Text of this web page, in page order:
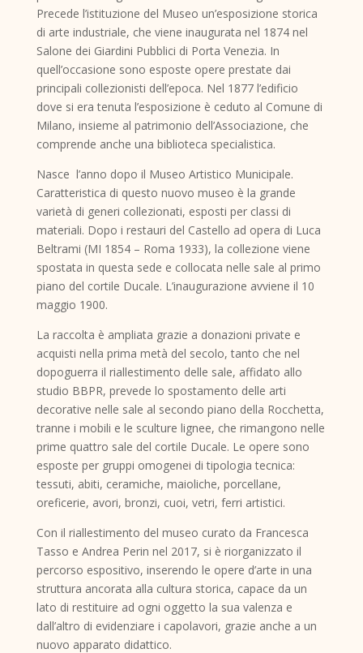
Precede l’istituzione del Museo un’esposizione storica
di arte industriale, che viene inaugurata nel 1874 nel
Salone dei Giardini Pubblici di Porta Venezia. In
quell’occasione sono esposte opere prestate dai
principali collezionisti dell’epoca. Nel 1877 l’edificio
dove si era tenuta l’esposizione è ceduto al Comune di
Milano, insieme al patrimonio dell’Associazione, che
comprende anche una biblioteca specialistica.
Nasce l’anno dopo il Museo Artistico Municipale.
Caratteristica di questo nuovo museo è la grande
varietà di generi collezionati, esposti per classi di
materiali. Dopo i restauri del Castello ad opera di Luca
Beltrami (MI 1854 – Roma 1933), la collezione viene
spostata in questa sede e collocata nelle sale al primo
piano del cortile Ducale. L’inaugurazione avviene il 10
maggio 1900.
La raccolta è ampliata grazie a donazioni private e
acquisti nella prima metà del secolo, tanto che nel
dopoguerra il riallestimento delle sale, affidato allo
studio BBPR, prevede lo spostamento delle arti
decorative nelle sale al secondo piano della Rocchetta,
tranne i mobili e le sculture lignee, che rimangono nelle
prime quattro sale del cortile Ducale. Le opere sono
esposte per gruppi omogenei di tipologia tecnica:
tessuti, abiti, ceramiche, maioliche, porcellane,
oreficerie, avori, bronzi, cuoi, vetri, ferri artistici.
Con il riallestimento del museo curato da Francesca
Tasso e Andrea Perin nel 2017, si è riorganizzato il
percorso espositivo, inserendo le opere d’arte in una
struttura ancorata alla cultura storica, capace da un
lato di restituire ad ogni oggetto la sua valenza e
dall’altro di evidenziare i capolavori, grazie anche a un
nuovo apparato didattico.